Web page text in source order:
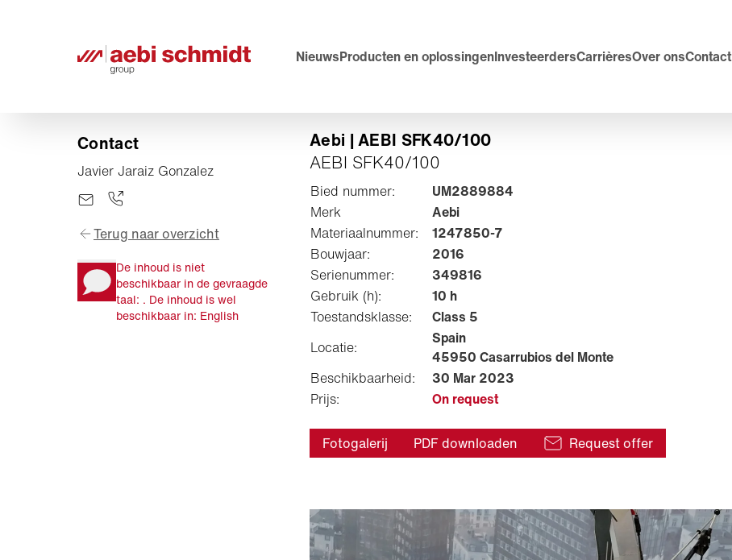
NieuwsProducten en oplossingenInvesteerdersCarrièresOver onsContact
Contact
Javier Jaraiz Gonzalez
Terug naar overzicht
De inhoud is niet
beschikbaar in de gevraagde
taal: . De inhoud is wel
beschikbaar in: English
Aebi | AEBI SFK40/100
AEBI SFK40/100
Bied nummer:
UM2889884
Merk
Aebi
Materiaalnummer:
1247850-7
Bouwjaar:
2016
Serienummer:
349816
Gebruik (h):
10 h
Toestandsklasse:
Class 5
Locatie:
Spain
45950 Casarrubios del Monte
Beschikbaarheid:
30 Mar 2023
Prijs:
On request
Fotogalerij PDF downloaden Request offer